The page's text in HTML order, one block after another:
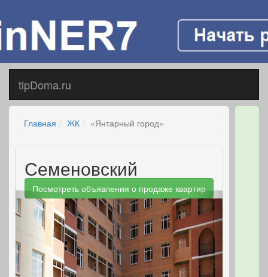
tipDoma.ru
Главная ЖК «Янтарный город»
Семеновский
Посмотреть объявления о продаже квартир